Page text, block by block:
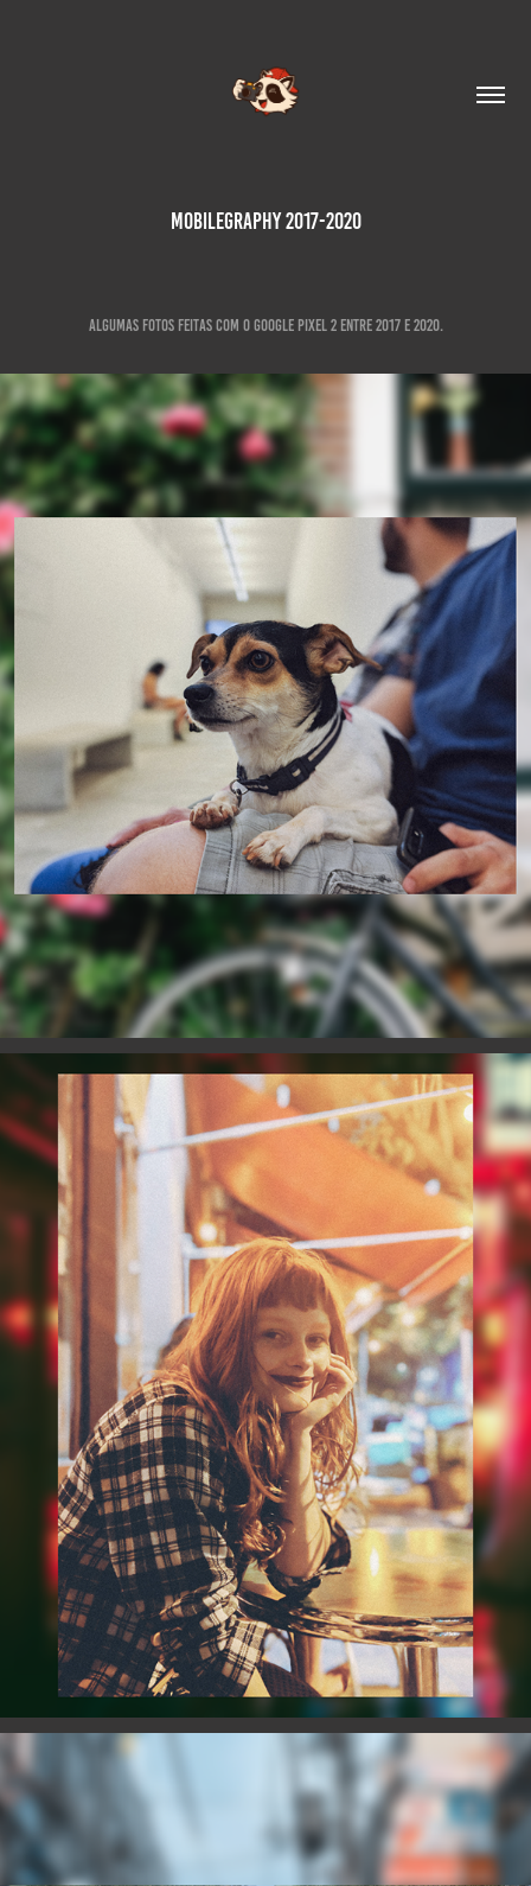
Mobilegraphy 2017-2020
Algumas fotos feitas com o Google Pixel 2 entre 2017 e 2020.